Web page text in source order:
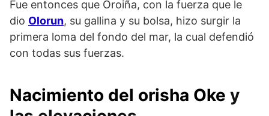
Fue entonces que Oroiña, con la fuerza que le
dio Olorun, su gallina y su bolsa, hizo surgir la
primera loma del fondo del mar, la cual defendió
con todas sus fuerzas.
Nacimiento del orisha Oke y